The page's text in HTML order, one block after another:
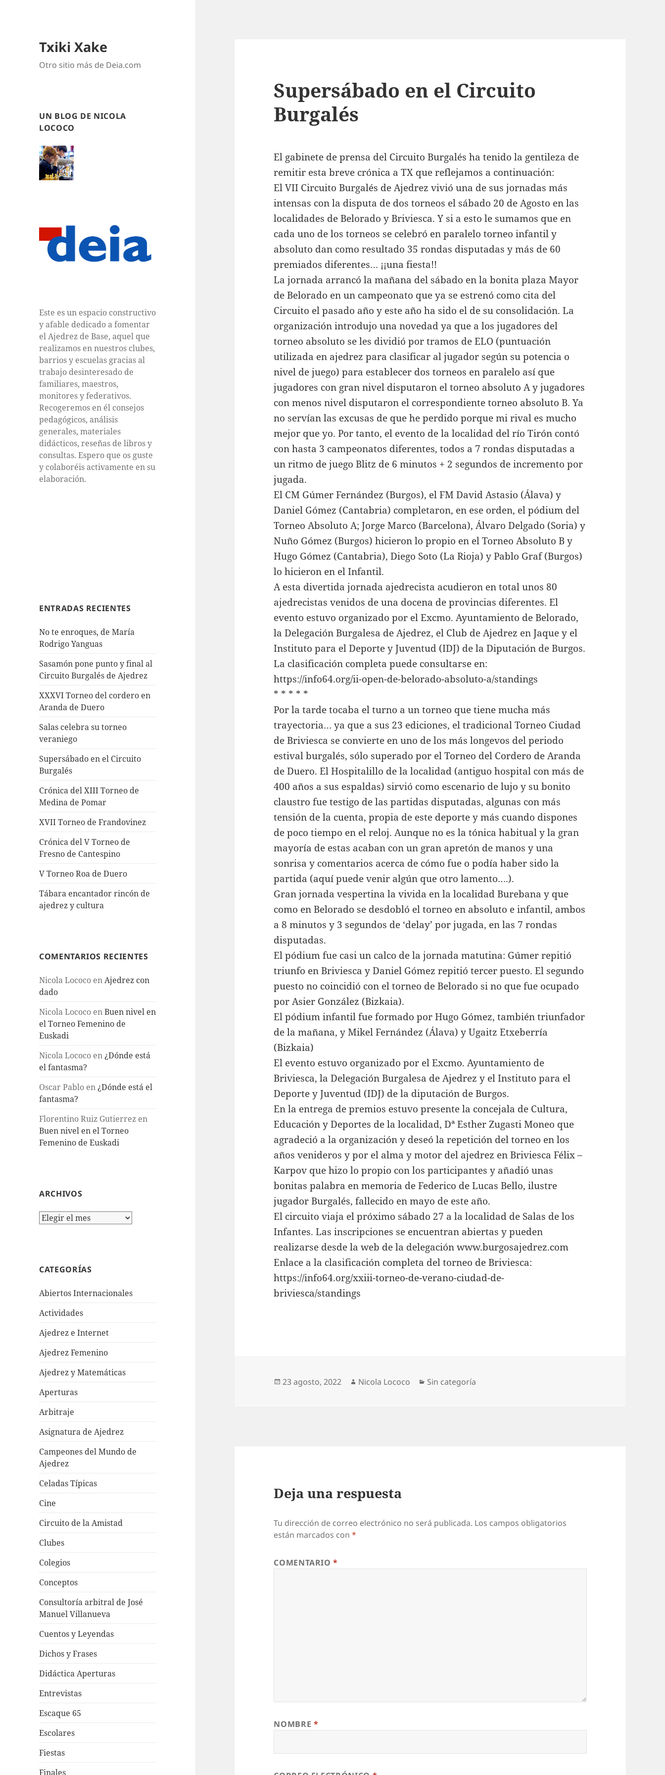
Txiki Xake
Otro sitio más de Deia.com
UN BLOG DE NICOLA
LOCOCO
Este es un espacio constructivo
y afable dedicado a fomentar
el Ajedrez de Base, aquel que
realizamos en nuestros clubes,
barrios y escuelas gracias al
trabajo desinteresado de
familiares, maestros,
monitores y federativos.
Recogeremos en él consejos
pedagógicos, análisis
generales, materiales
didácticos, reseñas de libros y
consultas. Espero que os guste
y colaboréis activamente en su
elaboración.
ENTRADAS RECIENTES
No te enroques, de María
Rodrigo Yanguas
Sasamón pone punto y final al
Circuito Burgalés de Ajedrez
XXXVI Torneo del cordero en
Aranda de Duero
Salas celebra su torneo
veraniego
Supersábado en el Circuito
Burgalés
Crónica del XIII Torneo de
Medina de Pomar
XVII Torneo de Frandovinez
Crónica del V Torneo de
Fresno de Cantespino
V Torneo Roa de Duero
Tábara encantador rincón de
ajedrez y cultura
COMENTARIOS RECIENTES
Nicola Lococo enAjedrez con
dado
Nicola Lococo enBuen nivel en
el Torneo Femenino de
Euskadi
Nicola Lococo en¿Dónde está
el fantasma?
Oscar Pablo en¿Dónde está el
fantasma?
Florentino Ruiz Gutierrez en
Buen nivel en el Torneo
Femenino de Euskadi
ARCHIVOS
Archivos
CATEGORÍAS
Abiertos Internacionales
Actividades
Ajedrez e Internet
Ajedrez Femenino
Ajedrez y Matemáticas
Aperturas
Arbitraje
Asignatura de Ajedrez
Campeones del Mundo de
Ajedrez
Celadas Típicas
Cine
Circuito de la Amistad
Clubes
Colegios
Conceptos
Consultoría arbitral de José
Manuel Villanueva
Cuentos y Leyendas
Dichos y Frases
Didáctica Aperturas
Entrevistas
Escaque 65
Escolares
Fiestas
Finales
Supersábado en el Circuito
Burgalés
El gabinete de prensa del Circuito Burgalés ha tenido la gentileza de
remitir esta breve crónica a TX que reflejamos a continuación:
El VII Circuito Burgalés de Ajedrez vivió una de sus jornadas más
intensas con la disputa de dos torneos el sábado 20 de Agosto en las
localidades de Belorado y Briviesca. Y si a esto le sumamos que en
cada uno de los torneos se celebró en paralelo torneo infantil y
absoluto dan como resultado 35 rondas disputadas y más de 60
premiados diferentes… ¡¡una fiesta!!
La jornada arrancó la mañana del sábado en la bonita plaza Mayor
de Belorado en un campeonato que ya se estrenó como cita del
Circuito el pasado año y este año ha sido el de su consolidación. La
organización introdujo una novedad ya que a los jugadores del
torneo absoluto se les dividió por tramos de ELO (puntuación
utilizada en ajedrez para clasificar al jugador según su potencia o
nivel de juego) para establecer dos torneos en paralelo así que
jugadores con gran nivel disputaron el torneo absoluto A y jugadores
con menos nivel disputaron el correspondiente torneo absoluto B. Ya
no servían las excusas de que he perdido porque mi rival es mucho
mejor que yo. Por tanto, el evento de la localidad del río Tirón contó
con hasta 3 campeonatos diferentes, todos a 7 rondas disputadas a
un ritmo de juego Blitz de 6 minutos + 2 segundos de incremento por
jugada.
El CM Gúmer Fernández (Burgos), el FM David Astasio (Álava) y
Daniel Gómez (Cantabria) completaron, en ese orden, el pódium del
Torneo Absoluto A; Jorge Marco (Barcelona), Álvaro Delgado (Soria) y
Nuño Gómez (Burgos) hicieron lo propio en el Torneo Absoluto B y
Hugo Gómez (Cantabria), Diego Soto (La Rioja) y Pablo Graf (Burgos)
lo hicieron en el Infantil.
A esta divertida jornada ajedrecista acudieron en total unos 80
ajedrecistas venidos de una docena de provincias diferentes. El
evento estuvo organizado por el Excmo. Ayuntamiento de Belorado,
la Delegación Burgalesa de Ajedrez, el Club de Ajedrez en Jaque y el
Instituto para el Deporte y Juventud (IDJ) de la Diputación de Burgos.
La clasificación completa puede consultarse en:
https://info64.org/ii-open-de-belorado-absoluto-a/standings
* * * * *
Por la tarde tocaba el turno a un torneo que tiene mucha más
trayectoria… ya que a sus 23 ediciones, el tradicional Torneo Ciudad
de Briviesca se convierte en uno de los más longevos del periodo
estival burgalés, sólo superado por el Torneo del Cordero de Aranda
de Duero. El Hospitalillo de la localidad (antiguo hospital con más de
400 años a sus espaldas) sirvió como escenario de lujo y su bonito
claustro fue testigo de las partidas disputadas, algunas con más
tensión de la cuenta, propia de este deporte y más cuando dispones
de poco tiempo en el reloj. Aunque no es la tónica habitual y la gran
mayoría de estas acaban con un gran apretón de manos y una
sonrisa y comentarios acerca de cómo fue o podía haber sido la
partida (aquí puede venir algún que otro lamento….).
Gran jornada vespertina la vivida en la localidad Burebana y que
como en Belorado se desdobló el torneo en absoluto e infantil, ambos
a 8 minutos y 3 segundos de ‘delay’ por jugada, en las 7 rondas
disputadas.
El pódium fue casi un calco de la jornada matutina: Gúmer repitió
triunfo en Briviesca y Daniel Gómez repitió tercer puesto. El segundo
puesto no coincidió con el torneo de Belorado si no que fue ocupado
por Asier González (Bizkaia).
El pódium infantil fue formado por Hugo Gómez, también triunfador
de la mañana, y Mikel Fernández (Álava) y Ugaitz Etxeberría
(Bizkaia)
El evento estuvo organizado por el Excmo. Ayuntamiento de
Briviesca, la Delegación Burgalesa de Ajedrez y el Instituto para el
Deporte y Juventud (IDJ) de la diputación de Burgos.
En la entrega de premios estuvo presente la concejala de Cultura,
Educación y Deportes de la localidad, Dª Esther Zugasti Moneo que
agradeció a la organización y deseó la repetición del torneo en los
años venideros y por el alma y motor del ajedrez en Briviesca Félix –
Karpov que hizo lo propio con los participantes y añadió unas
bonitas palabra en memoria de Federico de Lucas Bello, ilustre
jugador Burgalés, fallecido en mayo de este año.
El circuito viaja el próximo sábado 27 a la localidad de Salas de los
Infantes. Las inscripciones se encuentran abiertas y pueden
realizarse desde la web de la delegación www.burgosajedrez.com
Enlace a la clasificación completa del torneo de Briviesca:
https://info64.org/xxiii-torneo-de-verano-ciudad-de-
briviesca/standings
Publicado
23 agosto, 2022 Autor
Nicola Lococo Categorías
Sin categoría
Deja una respuesta
Tu dirección de correo electrónico no será publicada. Los campos obligatorios
están marcados con*
COMENTARIO*
NOMBRE *